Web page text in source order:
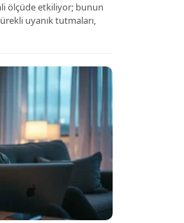
ölçüde etkiliyor; bunun
uyanık tutmaları,